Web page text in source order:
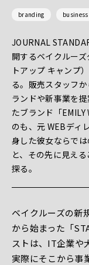
branding business
JOURNAL
開するベイクルー
トアップ キャンプ
る。販売スタッフ
ランドや新事業を
たブランド「
のも、元 WEBディ
身した彼女ならで
と、その先に見え
探る。
ベイクルーズの新
から始まった「
ストは、IT企業や
実際にそこから事